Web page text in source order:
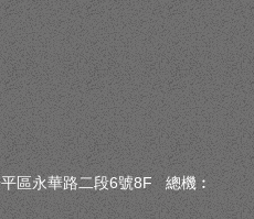
區永華路二段6號8F 總機︰